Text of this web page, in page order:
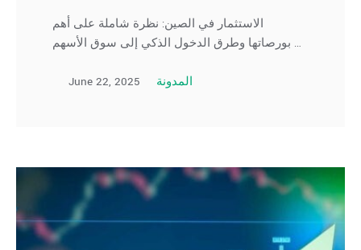
الاستثمار في الصين: نظرة شاملة على أهم
بورصاتها وطرق الدخول الذكي إلى سوق الأسهم …
June 22, 2025 المدونة